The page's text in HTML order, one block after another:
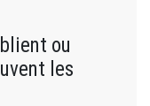
ou
les